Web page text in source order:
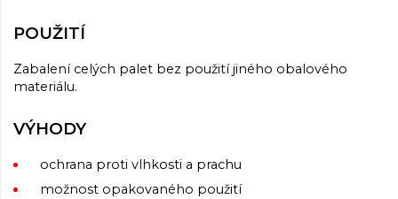
POUŽITÍ
Zabalení celých palet bez použití jiného obalového
materiálu.
VÝHODY
ochrana proti vlhkosti a prachu
možnost opakovaného použití